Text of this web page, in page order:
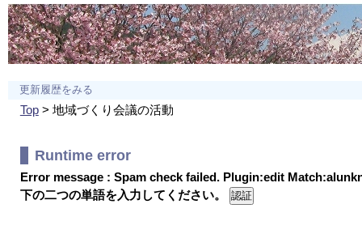
更新履歴をみる
Top> 地域づくり会議の活動
Runtime error
Error message : Spam check failed. Plugin:edit
下の二つの単語を入力してください。